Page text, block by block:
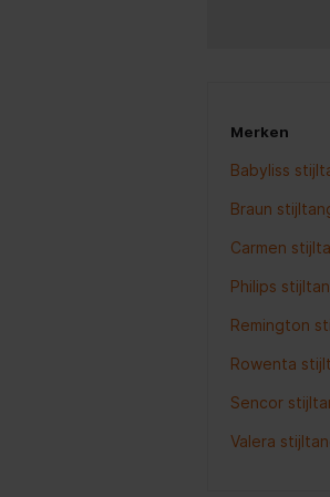
Merken
Babyliss
Braun
Carmen
Philips
Remington
Rowenta
Sencor
Valera